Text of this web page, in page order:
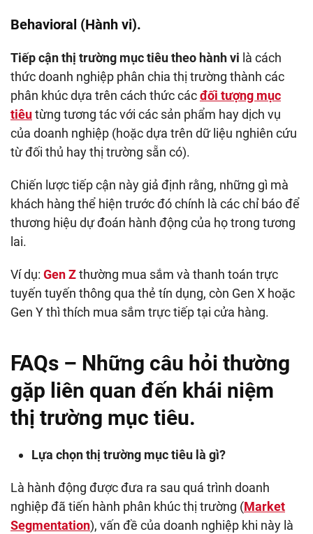
Behavioral (Hành vi).
Tiếp cận thị trường mục tiêu theo hành vi là cách
thức doanh nghiệp phân chia thị trường thành các
phân khúc dựa trên cách thức cácđối tượng mục
tiêutừng tương tác với các sản phẩm hay dịch vụ
của doanh nghiệp (hoặc dựa trên dữ liệu nghiên cứu
từ đối thủ hay thị trường sẵn có).
Chiến lược tiếp cận này giả định rằng, những gì mà
khách hàng thể hiện trước đó chính là các chỉ báo để
thương hiệu dự đoán hành động của họ trong tương
lai.
Ví dụ: Gen Zthường mua sắm và thanh toán trực
tuyến tuyến thông qua thẻ tín dụng, còn Gen X hoặc
Gen Y thì thích mua sắm trực tiếp tại cửa hàng.
FAQs – Những câu hỏi thường
gặp liên quan đến khái niệm
thị trường mục tiêu.
Lựa chọn thị trường mục tiêu là gì?
Là hành động được đưa ra sau quá trình doanh
nghiệp đã tiến hành phân khúc thị trường (Market
Segmentation), vấn đề của doanh nghiệp khi này là